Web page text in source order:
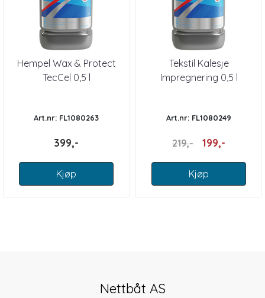
Hempel Wax & Protect
TecCel 0,5 l
Art.nr: FL1080263
399,-
Kjøp
Tekstil Kalesje
Impregnering 0,5 l
Art.nr: FL1080249
219,- 199,-
Kjøp
Nettbåt AS